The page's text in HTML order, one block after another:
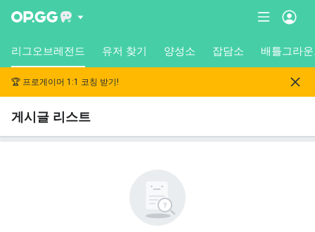
리그오브레전드 유저 찾기 양성소 잡담소 배틀그라
🏆 프로게이머 1:1 코칭 받기!
게시글 리스트